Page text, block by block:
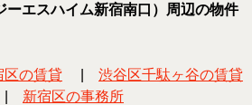
ーエスハイム新宿南口）周辺の物件
区の賃貸
渋谷区千駄ヶ谷の賃貸
新宿区の事務所